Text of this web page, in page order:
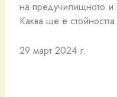
на предучилищното и
Каква ще е
29 март 2024 г.